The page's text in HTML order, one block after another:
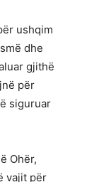
ushqim
dhe
gjithë
për
siguruar
Ohër,
vajit për